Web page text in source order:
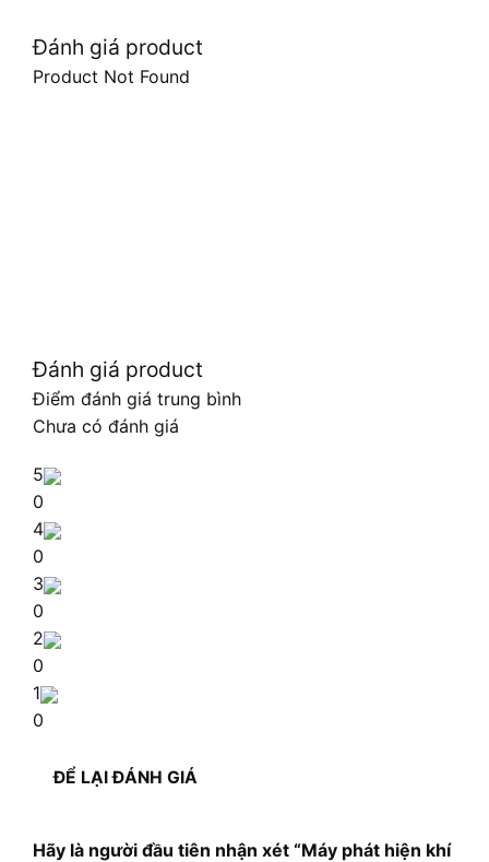
Đánh giá product
Product Not Found
Đánh giá product
Điểm đánh giá trung bình
Chưa có đánh giá
5
0
4
0
3
0
2
0
1
0
ĐỂ LẠI ĐÁNH GIÁ
Hãy là người đầu tiên nhận xét “Máy phát hiện khí